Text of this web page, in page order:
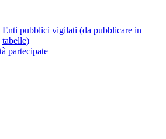
Enti pubblici vigilati (da pubblicare in
tabelle)
partecipate